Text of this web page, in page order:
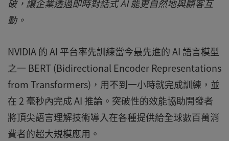
破，讓企業透過即時對話式 AI 能更自然地與顧客互
動。
NVIDIA 的 AI 平台率先訓練當今最先進的 AI 語言模型
之一 BERT (Bidirectional Encoder Representations
from Transformers)，用不到一小時就完成訓練，並
在 2 毫秒內完成 AI 推論。突破性的效能協助開發者
將頂尖語言理解技術導入在各種提供給全球數百萬消
費者的超大規模應用。